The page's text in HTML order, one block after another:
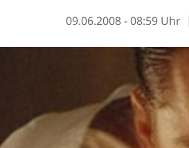
09.06.2008 - 08:59 Uhr